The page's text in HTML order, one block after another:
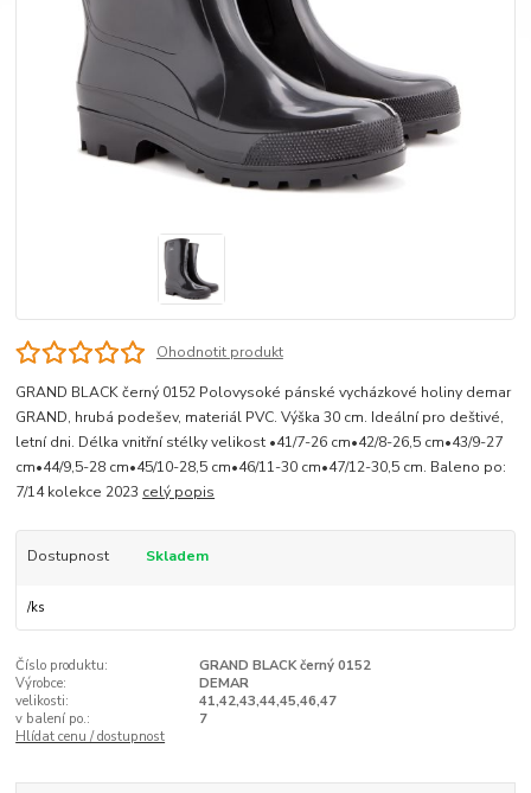
Ohodnotit produkt
GRAND BLACK černý 0152 Polovysoké pánské vycházkové holiny demar
GRAND, hrubá podešev, materiál PVC. Výška 30 cm. Ideální pro deštivé,
letní dni. Délka vnitřní stélky velikost •41/7-26 cm•42/8-26,5 cm•43/9-27
cm•44/9,5-28 cm•45/10-28,5 cm•46/11-30 cm•47/12-30,5 cm. Baleno po:
7/14 kolekce 2023 celý popis
Dostupnost Skladem
/ks
Číslo produktu:
GRAND BLACK černý 0152
Výrobce:
DEMAR
velikosti:
41,42,43,44,45,46,47
v balení po.:
7
Hlídat cenu / dostupnost